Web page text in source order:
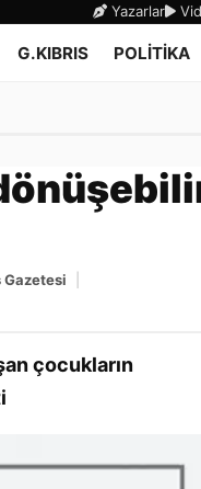
Yazarlar
G.KIBRIS POLİTİKA
Gazetesi
çocukların